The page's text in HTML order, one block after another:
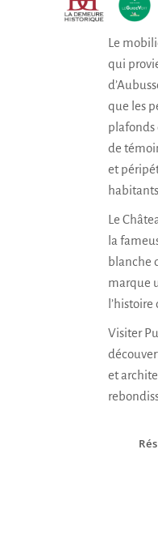
Le
qui
que les
plafonds
de
et
Le
la
blanche
marque
l’histoire
Visiter
et